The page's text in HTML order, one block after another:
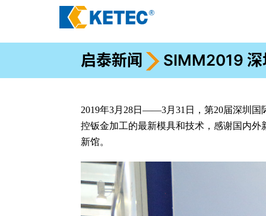
启泰新闻 SIMM2019 深
2019年3月28日——3月31日，第20届深圳国
控钣金加工的最新模具和技术，感谢国内
新馆。